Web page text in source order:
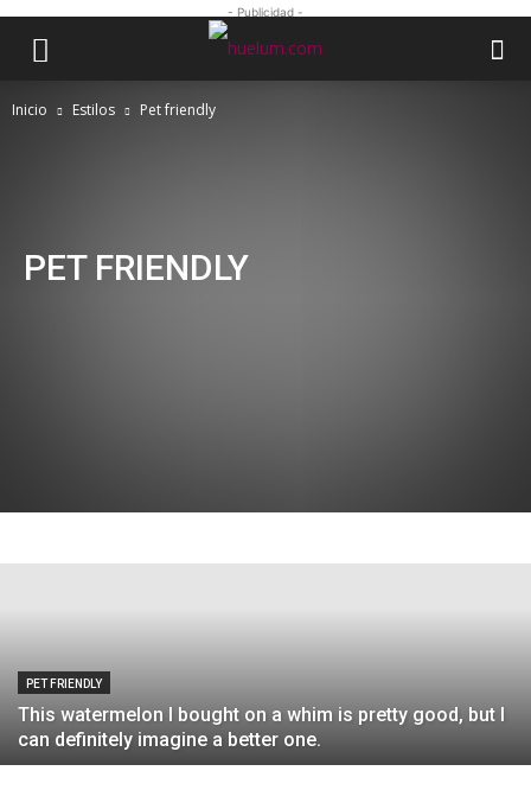
- Publicidad -
Inicio Estilos Pet friendly
PET FRIENDLY
PET FRIENDLY
This watermelon I bought on a whim is pretty good, but I
can definitely imagine a better one.